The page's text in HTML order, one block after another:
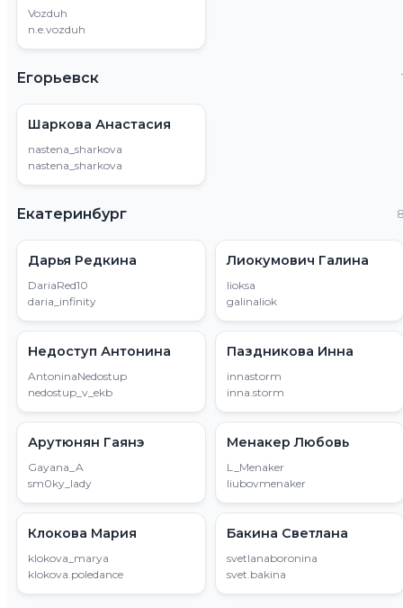
Vozduh
n.e.vozduh
Егорьевск
Шаркова Анастасия
nastena_sharkova
nastena_sharkova
Екатеринбург
Дарья Редкина
DariaRed10
daria_infinity
Лиокумович Галина
lioksa
galinaliok
Недоступ Антонина
AntoninaNedostup
nedostup_v_ekb
Паздникова Инна
innastorm
inna.storm
Арутюнян Гаянэ
Gayana_A
sm0ky_lady
Менакер Любовь
L_Menaker
liubovmenaker
Клокова Мария
klokova_marya
klokova.poledance
Бакина Светлана
svetlanaboronina
svet.bakina